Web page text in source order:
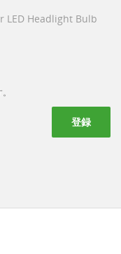
LED Headlight Bulb
登録